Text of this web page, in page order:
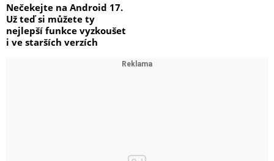
Nečekejte na Android 17.
Už teď si můžete ty
nejlepší funkce vyzkoušet
i ve starších verzích